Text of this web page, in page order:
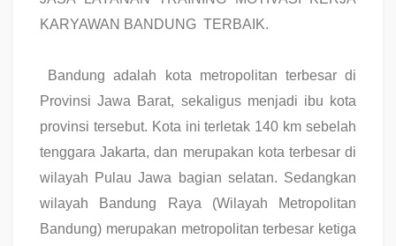
KARYAWAN BANDUNG TERBAIK.
Bandung adalah kota metropolitan terbesar di
Provinsi Jawa Barat, sekaligus menjadi ibu kota
provinsi tersebut. Kota ini terletak 140 km sebelah
tenggara Jakarta, dan merupakan kota terbesar di
wilayah Pulau Jawa bagian selatan. Sedangkan
wilayah Bandung Raya (Wilayah Metropolitan
Bandung) merupakan metropolitan terbesar ketiga